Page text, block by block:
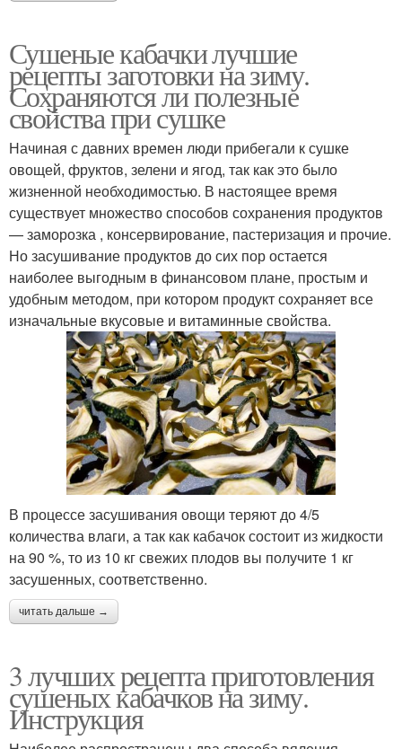
Сушеные кабачки лучшие
рецепты заготовки на зиму.
Сохраняются ли полезные
свойства при сушке
Начиная с давних времен люди прибегали к сушке
овощей, фруктов, зелени и ягод, так как это было
жизненной необходимостью. В настоящее время
существует множество способов сохранения продуктов
— заморозка , консервирование, пастеризация и прочие.
Но засушивание продуктов до сих пор остается
наиболее выгодным в финансовом плане, простым и
удобным методом, при котором продукт сохраняет все
изначальные вкусовые и витаминные свойства.
В процессе засушивания овощи теряют до 4/5
количества влаги, а так как кабачок состоит из жидкости
на 90 %, то из 10 кг свежих плодов вы получите 1 кг
засушенных, соответственно.
читать дальше →
3 лучших рецепта приготовления
сушеных кабачков на зиму.
Инструкция